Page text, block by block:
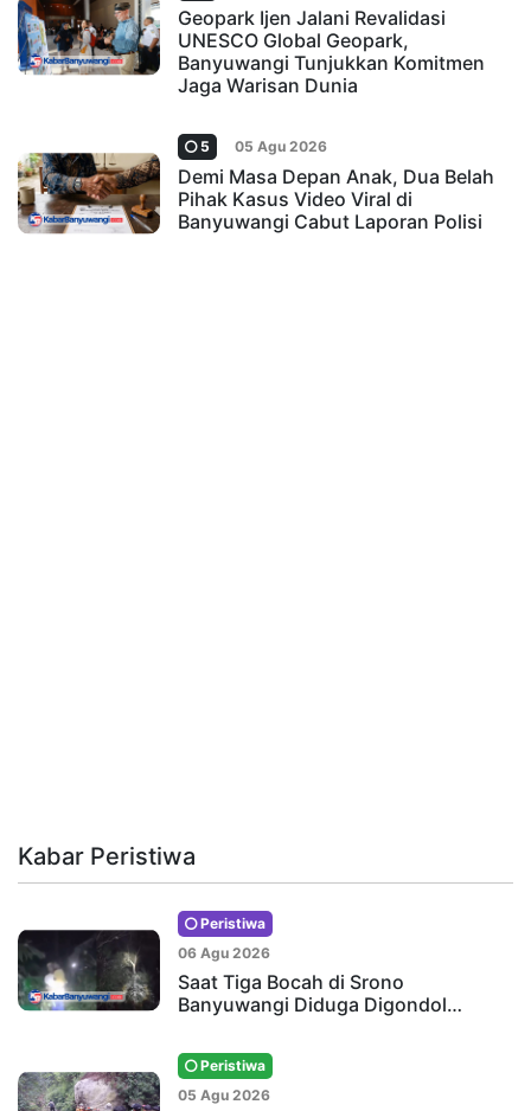
Geopark Ijen Jalani Revalidasi
UNESCO Global Geopark,
Banyuwangi Tunjukkan Komitmen
Jaga Warisan Dunia
5 05 Agu 2026
Demi Masa Depan Anak, Dua Belah
Pihak Kasus Video Viral di
Banyuwangi Cabut Laporan Polisi
Kabar Peristiwa
Peristiwa
06 Agu 2026
Saat Tiga Bocah di Srono
Banyuwangi Diduga Digondol…
Peristiwa
05 Agu 2026